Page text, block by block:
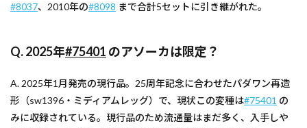
#8037、2010年の#8098 まで合計5セットに引き継がれた。
Q. 2025年#75401 のアソーカは限定？
A. 2025年1月発売の現行品。25周年記念に合わせたパダワン再造
形（sw1396・ミディアムレッグ）で、現状この変種は#75401 の
みに収録されている。現行品のため流通量はまだ多く、入手しや